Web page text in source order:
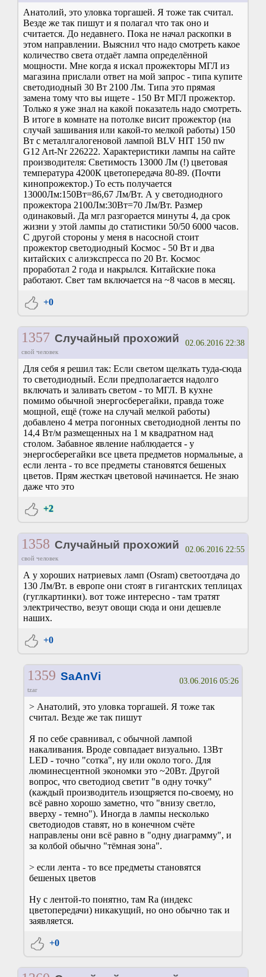
Анатолий, это уловка торгашей. Я тоже так считал.
Везде же так пишут и я полагал что так оно и
считается. До недавнего. Пока не начал раскопки в
этом направлении. Выяснил что надо смотреть какое
количество света отдаёт лампа определённой
мощности. Мне когда я искал прожекторы МГЛ из
магазина прислали ответ на мой запрос - типа купите
светодиодный 30 Вт 2100 Лм. Типа это прямая
замена тому что вы ищете - 150 Вт МГЛ прожектор.
Только я уже знал на какой показатель надо смотреть.
В итоге в комнате на потолке висит прожектор (на
случай зашивания или какой-то мелкой работы) 150
Вт с металлгалогеновой лампой BLV HIT 150 nw
G12 Art-Nr 226222. Характеристики лампы на сайте
производителя: Светимость 13000 Лм (!) цветовая
температура 4200К цветопередача 80-89. (Почти
кинопрожектор.) То есть получается
13000Лм:150Вт=86,67 Лм/Вт. А у светодиодного
прожектора 2100Лм:30Вт=70 Лм/Вт. Размер
одинаковый. Да мгл разгорается минуты 4, да срок
жизни у этой лампы до статистики 50/50 6000 часов.
С другой стороны у меня в насосной стоит
прожектор светодиодный Космос - 50 Вт и два
китайских с алиэкспресса по 20 Вт. Космос
проработал 2 года и накрылся. Китайские пока
работают. Свет там включается на ~8 часов в месяц.
+0
1357 Случайный прохожий
свой человек
02.06.2016 22:38
Для себя я решил так: Если светом щелкать туда-сюда
то светодиодный. Если предполагается надолго
включать и заливать светом - то МГЛ. В кухне
помимо обычной энергосберегайки, правда тоже
мощной, ещё (тоже на случай мелкой работы)
добавлено 4 метра погонных светодиодной ленты по
14,4 Вт/м размещенных на 1 м квадратном над
столом. Забавное явление наблюдается - у
энергосберегайки все цвета предметов нормальные, а
если лента - то все предметы становятся бешеных
цветов. Прям жесткач цветовой начинается. Не знаю
даже что это
+2
1358 Случайный прохожий
свой человек
02.06.2016 22:55
А у хороших натриевых ламп (Osram) светоотдача до
130 Лм/Вт. в европе они стоят в гигантских теплицах
(гуглкартинки). вот тоже интересно - там тратят
электричество, везут овощи сюда и они дешевле
наших.
+0
1359 SaAnVi
tzar
03.06.2016 05:26
> Анатолий, это уловка торгашей. Я тоже так
считал. Везде же так пишут
Я по себе сравнивал, с обычной лампой
накаливания. Вроде совпадает визуально. 13Вт
LED - точно "сотка", ну или около того. Для
люминесцентной экономки это ~20Вт. Другой
вопрос, что светодиод светит "в одну точку"
(каждый производитель изощряется по-своему, но
всё равно хорошо заметно, что "внизу светло,
вверху - темно"). Иногда в лампы несколько
светодиодов ставят, но в конечном счёте
направлены они всё равно в "одну диаграмму", и
за колбой обычно "тёмная зона".
> если лента - то все предметы становятся
бешеных цветов
Ну с лентой-то понятно, там Ra (индекс
цветопередачи) никакущий, но оно обычно так и
заявляется.
+0